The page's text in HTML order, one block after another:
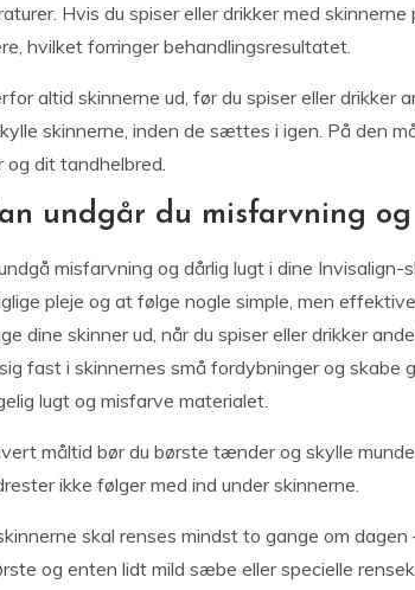
Hvis du spiser eller drikker med
hvilket forringer behandlingsresultatet.
altid skinnerne ud, før du spiser eller
skinnerne, inden de sættes i igen. På den
og dit tandhelbred.
undgår du misfarvning
misfarvning og dårlig lugt i dine
pleje og at følge nogle simple, men
dine skinner ud, når du spiser eller drikker
fast i skinnernes små fordybninger og skabe
lugt og misfarve materialet.
måltid bør du børste tænder og skylle
ikke følger med ind under skinnerne.
skal renses mindst to gange om
og enten lidt mild sæbe eller specielle